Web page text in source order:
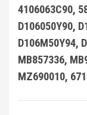
4106063C90,
D106050Y90,
D106M50Y94,
MB857336,
MZ690010,